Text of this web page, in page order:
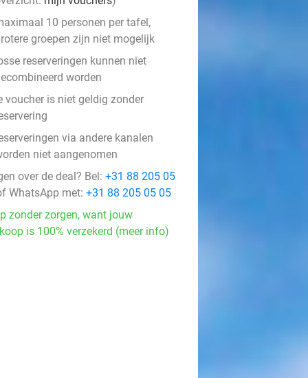
10 personen per tafel,
groepen zijn niet mogelijk
reserveringen kunnen niet
worden
voucher is niet geldig zonder
via andere kanalen
niet aangenomen
over de deal? Bel: +31 88 205 05
WhatsApp met: +31 88 205 05 05
zonder zorgen, want jouw
is 100% verzekerd (meer info)